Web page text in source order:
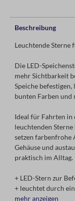
Beschreibung
Leuchtende Sterne
Die LED-
mehr Sichtbarkeit
Speiche
bunten Farben und
Ideal für Fahrten in
leuchtenden
setzen farbenfrohe
Gehäuse und
praktisch im Alltag.
+ LED-Stern zur
+ leuchtet durch
+ erhöht die
mehr anzeigen